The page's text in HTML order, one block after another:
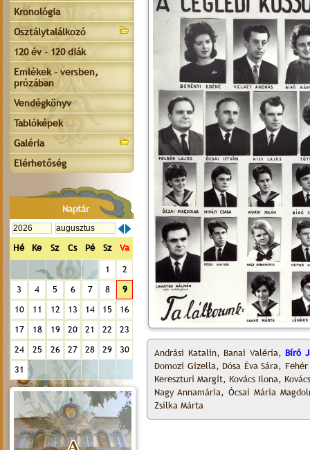
Kronológia
Osztálytalálkozó
120 év - 120 diák
Emlékek - versben,
prózában
Vendégkönyv
Tablóképek
Galéria
Elérhetőség
Naptár
Hé Ke Sz Cs Pé Sz Va
1
2
3
4 5 6 7 8
9
10
11 12 13 14 15
16
17
18 19 20 21 22
23
24
25 26 27 28 29
30
31
Andrási Katalin, Banai Valéria, Bíró
Domozi Gizella, Dósa Éva Sára,
Kereszturi Margit, Kovács Ilona,
Nagy Annamária, Ócsai Mária
Zsilka Márta